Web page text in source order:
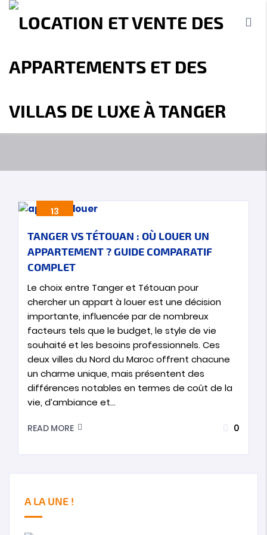
Terrains Location de Vacances Contact
OUR BLOG
Tanger
immobilier Tétouan
13
TANGER VS TÉTOUAN : OÙ LOUER UN
APPARTEMENT ? GUIDE COMPARATIF
COMPLET
Le choix entre Tanger et Tétouan pour
chercher un appart à louer est une décision
importante, influencée par de nombreux
facteurs tels que le budget, le style de vie
souhaité et les besoins professionnels. Ces
deux villes du Nord du Maroc offrent chacune
un charme unique, mais présentent des
différences notables en termes de coût de la
vie, d’ambiance et…
READ MORE 0
A LA UNE !